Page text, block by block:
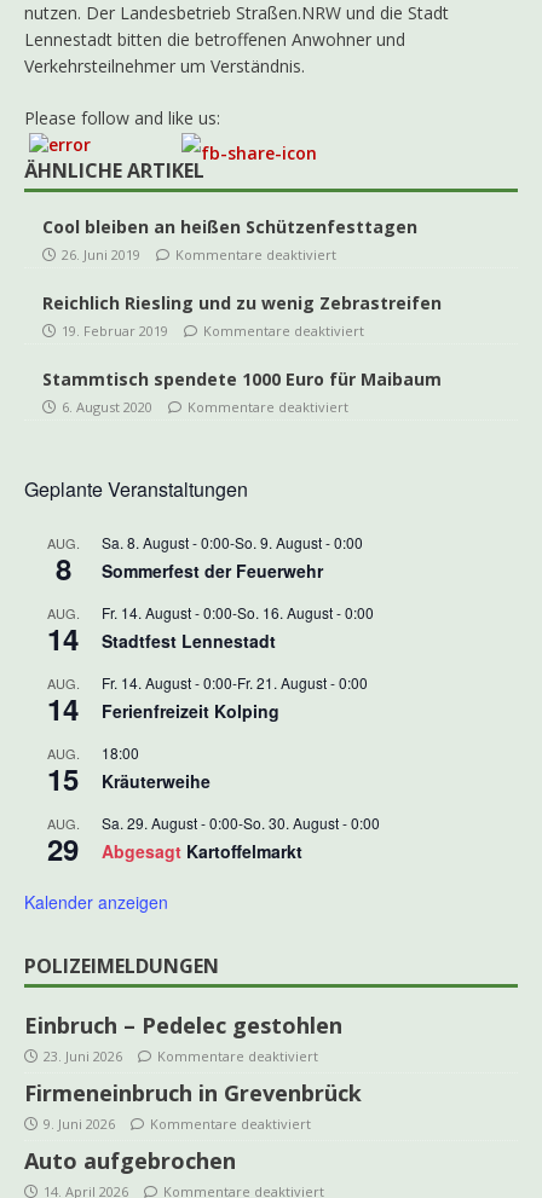
nutzen. Der Landesbetrieb Straßen.NRW und die Stadt
Lennestadt bitten die betroffenen Anwohner und
Verkehrsteilnehmer um Verständnis.
Please follow and like us:
ÄHNLICHE ARTIKEL
Cool bleiben an heißen Schützenfesttagen
26. Juni 2019 Kommentare deaktiviert
Reichlich Riesling und zu wenig Zebrastreifen
19. Februar 2019 Kommentare deaktiviert
Stammtisch spendete 1000 Euro für Maibaum
6. August 2020 Kommentare deaktiviert
Geplante Veranstaltungen
AUG.
8
Sa. 8. August - 0:00-So. 9. August - 0:00
Sommerfest der Feuerwehr
AUG.
14
Fr. 14. August - 0:00-So. 16. August - 0:00
Stadtfest Lennestadt
AUG.
14
Fr. 14. August - 0:00-Fr. 21. August - 0:00
Ferienfreizeit Kolping
AUG.
15
18:00
Kräuterweihe
AUG.
29
Sa. 29. August - 0:00-So. 30. August - 0:00
Abgesagt Kartoffelmarkt
Kalender anzeigen
POLIZEIMELDUNGEN
Einbruch – Pedelec gestohlen
23. Juni 2026 Kommentare deaktiviert
Firmeneinbruch in Grevenbrück
9. Juni 2026 Kommentare deaktiviert
Auto aufgebrochen
14. April 2026 Kommentare deaktiviert